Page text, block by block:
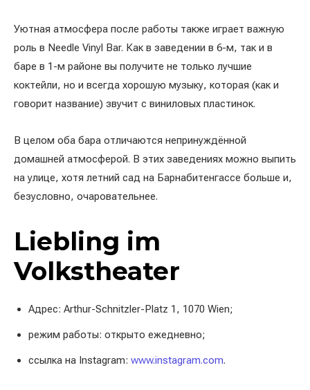
Уютная атмосфера после работы также играет важную
роль в Needle Vinyl Bar. Как в заведении в 6-м, так и в
баре в 1-м районе вы получите не только лучшие
коктейли, но и всегда хорошую музыку, которая (как и
говорит название) звучит с виниловых пластинок.
В целом оба бара отличаются непринуждённой
домашней атмосферой. В этих заведениях можно выпить
на улице, хотя летний сад на Барнабитенгассе больше и,
безусловно, очаровательнее.
Liebling im
Volkstheater
Адрес: Arthur-Schnitzler-Platz 1, 1070 Wien;
режим работы: открыто ежедневно;
ссылка на Instagram: www.instagram.com.